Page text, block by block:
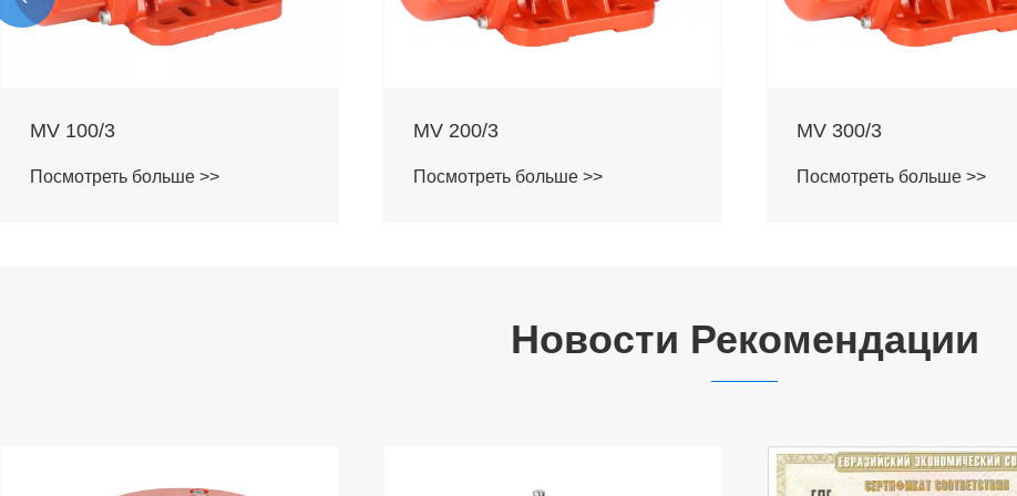
MV 40/3
Посмотреть больше >>
MV 60/3
Посмотреть больше >>
MV 100/3
Посмотреть больше >>
Новости Рекомендации